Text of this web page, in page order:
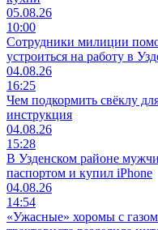
05.08.26
10:00
Сотрудники милиции
устроиться на работу в
04.08.26
16:25
Чем подкормить свёклу
инструкция
04.08.26
15:28
В Узденском районе
паспортом и купил iPhone
04.08.26
14:54
«Ужасные» хоромы с